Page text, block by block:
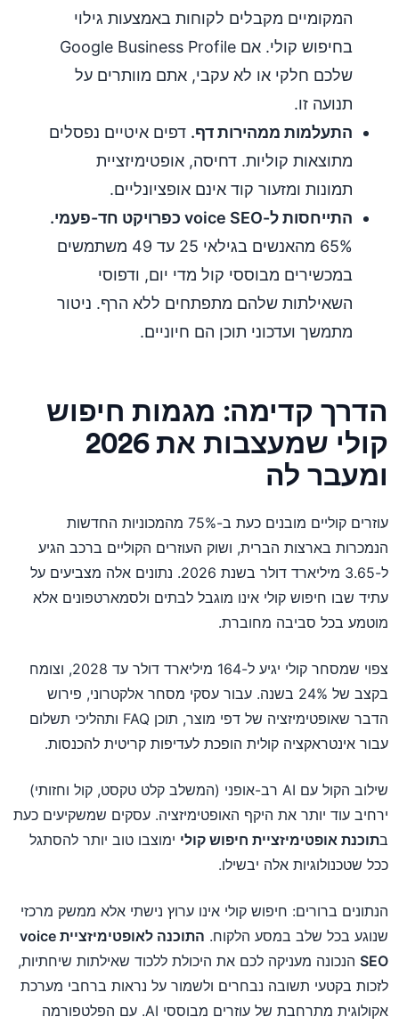
המקומיים מקבלים לקוחות באמצעות גילוי
בחיפוש קולי. אם Google Business Profile
שלכם חלקי או לא עקבי, אתם מוותרים על
תנועה זו.
התעלמות ממהירות דף.דפים איטיים נפסלים
מתוצאות קוליות. דחיסה, אופטימיזציית
תמונות ומזעור קוד אינם אופציונליים.
התייחסות ל-voice SEO כפרויקט חד-פעמי.
65% מהאנשים בגילאי 25 עד 49 משתמשים
במכשירים מבוססי קול מדי יום, ודפוסי
השאילתות שלהם מתפתחים ללא הרף. ניטור
מתמשך ועדכוני תוכן הם חיוניים.
הדרך קדימה: מגמות חיפוש
קולי שמעצבות את 2026
ומעבר לה
עוזרים קוליים מובנים כעת ב-75% מהמכוניות החדשות
הנמכרות בארצות הברית, ושוק העוזרים הקוליים ברכב הגיע
ל-3.65 מיליארד דולר בשנת 2026. נתונים אלה מצביעים על
עתיד שבו חיפוש קולי אינו מוגבל לבתים ולסמארטפונים אלא
מוטמע בכל סביבה מחוברת.
צפוי שמסחר קולי יגיע ל-164 מיליארד דולר עד 2028, וצומח
בקצב של 24% בשנה. עבור עסקי מסחר אלקטרוני, פירוש
הדבר שאופטימיזציה של דפי מוצר, תוכן FAQ ותהליכי תשלום
עבור אינטראקציה קולית הופכת לעדיפות קריטית להכנסות.
שילוב הקול עם AI רב-אופני (המשלב קלט טקסט, קול וחזותי)
ירחיב עוד יותר את היקף האופטימיזציה. עסקים שמשקיעים כעת
בתוכנת אופטימיזציית חיפוש קוליימוצבו טוב יותר להסתגל
ככל שטכנולוגיות אלה יבשילו.
הנתונים ברורים: חיפוש קולי אינו ערוץ נישתי אלא ממשק מרכזי
שנוגע בכל שלב במסע הלקוח.
התוכנה לאופטימיזציית voice
SEOהנכונה מעניקה לכם את היכולת ללכוד שאילתות שיחתיות,
לזכות בקטעי תשובה נבחרים ולשמור על נראות ברחבי מערכת
אקולוגית מתרחבת של עוזרים מבוססי AI. עם הפלטפורמה